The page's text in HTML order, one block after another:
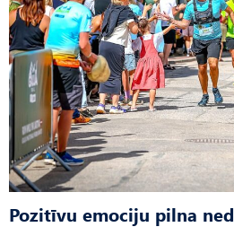
Pozitīvu emociju pilna